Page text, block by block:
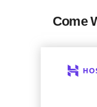
Come